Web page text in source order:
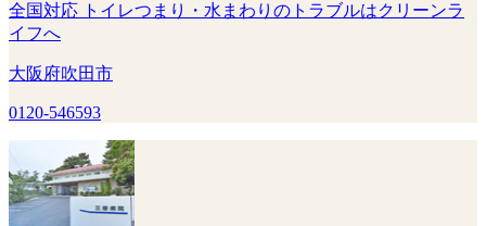
全国対応 トイレつまり・水まわりのトラブルはクリーンラ
イフへ
大阪府吹田市
0120-546593